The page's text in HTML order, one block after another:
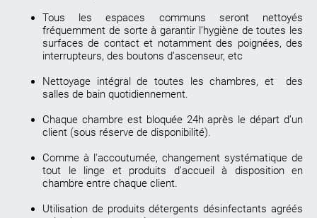
Tous les espaces communs seront nettoyés
fréquemment de sorte à garantir l’hygiène de toutes les
surfaces de contact et notamment des poignées, des
interrupteurs, des boutons d’ascenseur, etc
Nettoyage intégral de toutes les chambres, et des
salles de bain quotidiennement.
Chaque chambre est bloquée 24h après le départ d’un
client (sous réserve de disponibilité).
Comme à l'accoutumée, changement systématique de
tout le linge et produits d’accueil à disposition en
chambre entre chaque client.
Utilisation de produits détergents désinfectants agréés